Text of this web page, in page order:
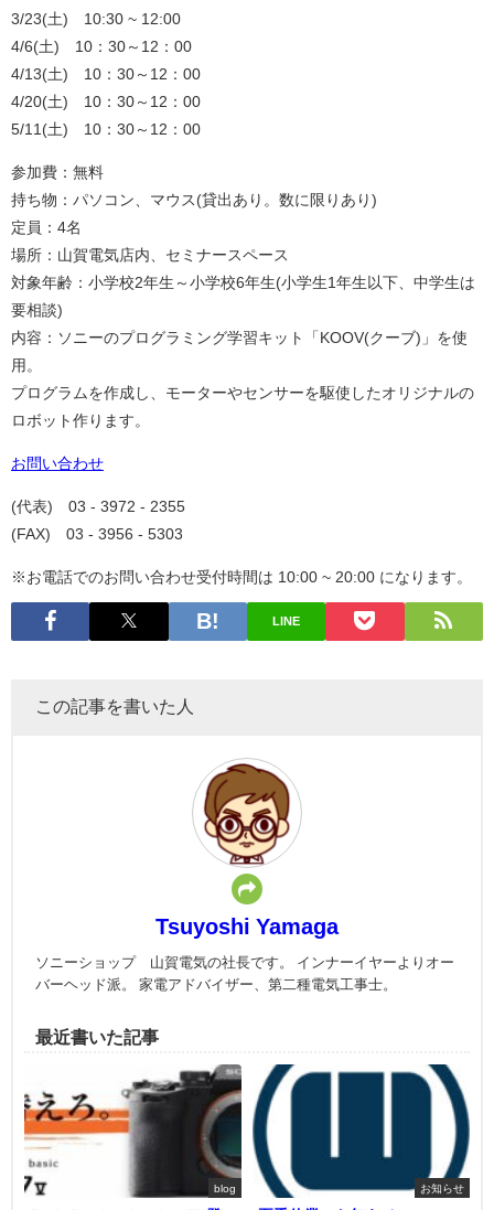
3/23(土) 10:30 ~ 12:00
4/6(土) 10：30～12：00
4/13(土) 10：30～12：00
4/20(土) 10：30～12：00
5/11(土) 10：30～12：00
参加費：無料
持ち物：パソコン、マウス(貸出あり。数に限りあり)
定員：4名
場所：山賀電気店内、セミナースペース
対象年齢：小学校2年生～小学校6年生(小学生1年生以下、中学生は
要相談)
内容：ソニーのプログラミング学習キット「KOOV(クーブ)」を使
用。
プログラムを作成し、モーターやセンサーを駆使したオリジナルの
ロボット作ります。
お問い合わせ
(代表) 03 - 3972 - 2355
(FAX) 03 - 3956 - 5303
※お電話でのお問い合わせ受付時間は 10:00 ~ 20:00 になります。
LINE
この記事を書いた人
Tsuyoshi Yamaga
ソニーショップ 山賀電気の社長です。 インナーイヤーよりオー
バーヘッド派。 家電アドバイザー、第二種電気工事士。
最近書いた記事
blog お知らせ